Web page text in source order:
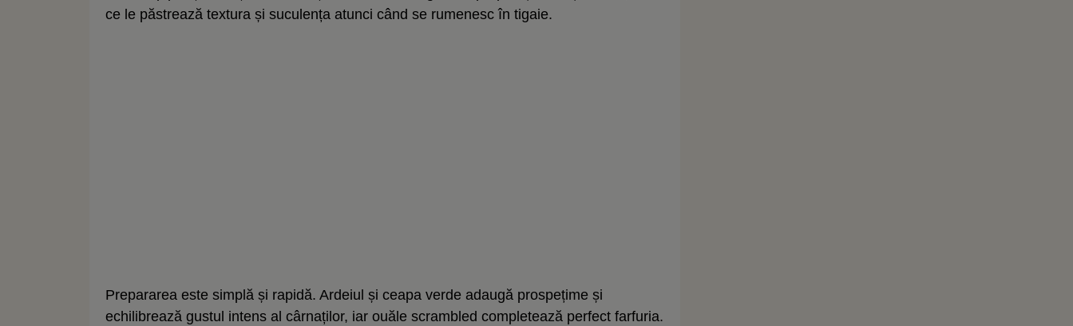
ce le păstrează textura și suculența atunci când se rumenesc în tigaie.
Prepararea este simplă și rapidă. Ardeiul și ceapa verde adaugă prospețime și
echilibrează gustul intens al cârnaților, iar ouăle scrambled completează perfect farfuria.